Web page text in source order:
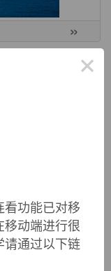
»
Cornwall, etc.
, and shares
×
功能已对移
动端进行很
请通过以下链